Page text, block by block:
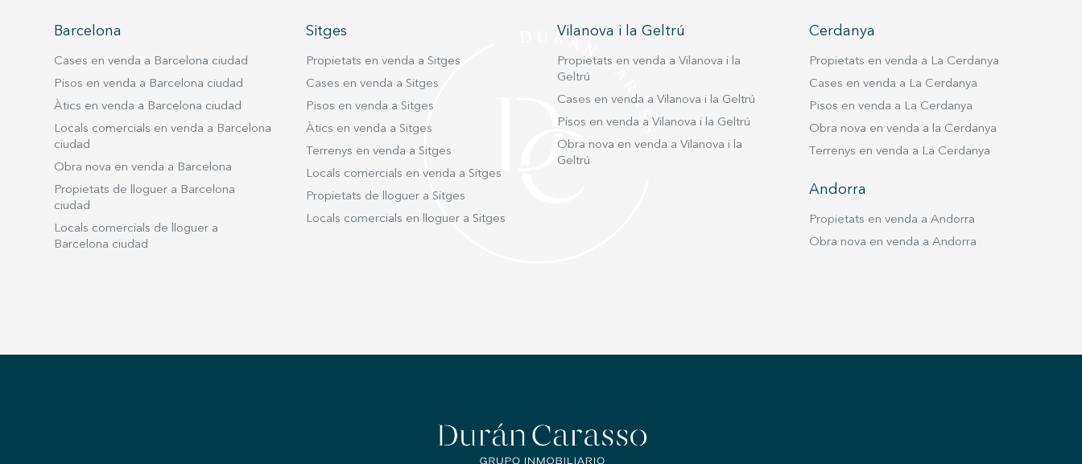
Barcelona
Cases en venda a Barcelona ciudad
Pisos en venda a Barcelona ciudad
Àtics en venda a Barcelona ciudad
Locals comercials en venda a Barcelona
ciudad
Obra nova en venda a Barcelona
Propietats de lloguer a Barcelona
ciudad
Locals comercials de lloguer a
Barcelona ciudad
Sitges
Propietats en venda a Sitges
Cases en venda a Sitges
Pisos en venda a Sitges
Àtics en venda a Sitges
Terrenys en venda a Sitges
Locals comercials en venda a Sitges
Propietats de lloguer a Sitges
Locals comercials en lloguer a Sitges
Vilanova i la Geltrú
Propietats en venda a Vilanova i la
Geltrú
Cases en venda a Vilanova i la Geltrú
Pisos en venda a Vilanova i la Geltrú
Obra nova en venda a Vilanova i la
Geltrú
Cerdanya
Propietats en venda a La Cerdanya
Cases en venda a La Cerdanya
Pisos en venda a La Cerdanya
Obra nova en venda a la Cerdanya
Terrenys en venda a La Cerdanya
Andorra
Propietats en venda a Andorra
Obra nova en venda a Andorra